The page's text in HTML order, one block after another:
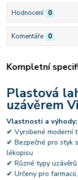
Hodnocení 0
Komentáře 0
Kompletní
Plastová
uzávěrem
Vlastnosti a výhody:
✔ Vyrobené moderní
✔ Bezpečné pro styk
lékopisu
✔ Různé typy
✔ Určeny pro